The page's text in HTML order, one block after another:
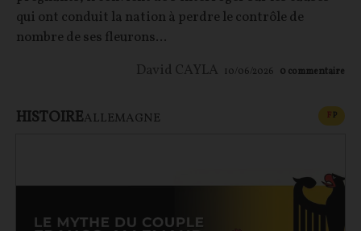
qui ont conduit la nation à perdre le contrôle de
nombre de ses fleurons...
David CAYLA 10/06/2026 0 commentaire
HISTOIREALLEMAGNE FP